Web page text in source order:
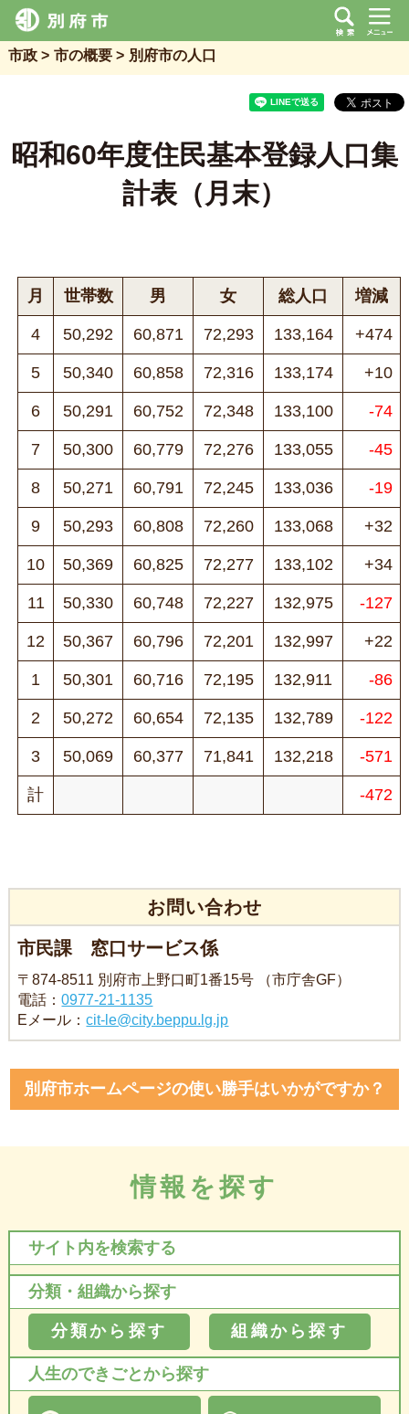
市政 市の概要 別府市の人口
昭和60年度住民基本登録人口集
計表（月末）
月 世帯数 男 女 総人口 増減
4 50,292 60,871 72,293 133,164 +474
5 50,340 60,858 72,316 133,174 +10
6 50,291 60,752 72,348 133,100 -74
7 50,300 60,779 72,276 133,055 -45
8 50,271 60,791 72,245 133,036 -19
9 50,293 60,808 72,260 133,068 +32
10 50,369 60,825 72,277 133,102 +34
11 50,330 60,748 72,227 132,975 -127
12 50,367 60,796 72,201 132,997 +22
1 50,301 60,716 72,195 132,911 -86
2 50,272 60,654 72,135 132,789 -122
3 50,069 60,377 71,841 132,218 -571
計 -472
お問い合わせ
市民課 窓口サービス係
〒874-8511 別府市上野口町1番15号 （市庁舎GF）
電話：0977-21-1135
Eメール：cit-le@city.beppu.lg.jp
別府市ホームページの使い勝手はいかがですか？
情報を探す
サイト内を検索する
分類・組織から探す
分類から探す 組織から探す
人生のできごとから探す